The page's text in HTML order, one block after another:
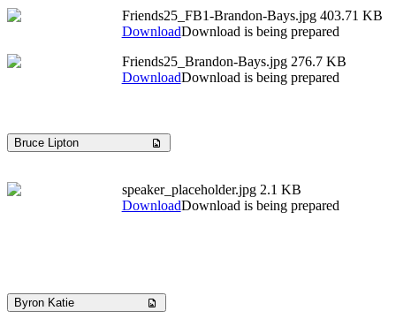
Friends25_FB1-Brandon-Bays.jpg 403.71 KB
DownloadDownload is being prepared
Friends25_Brandon-Bays.jpg 276.7 KB
DownloadDownload is being prepared
Bruce Lipton
speaker_placeholder.jpg 2.1 KB
DownloadDownload is being prepared
Byron Katie